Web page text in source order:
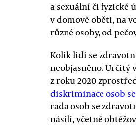
a sexuální či fyzické
v domově oběti, na
různé osoby, od
Kolik lidí se
neobjasněno. Určitý
z roku 2020
diskriminace osob
rada osob se
násilí, včetně